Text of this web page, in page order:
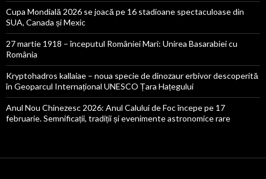
Cupa Mondială 2026 se joacă pe 16 stadioane spectaculoase din
SUA, Canada și Mexic
27 martie 1918 – începutul României Mari: Unirea Basarabiei cu
România
Kryptohadros kallaiae – noua specie de dinozaur erbivor descoperită
în Geoparcul Internațional UNESCO Țara Hațegului
Anul Nou Chinezesc 2026: Anul Calului de Foc începe pe 17
februarie. Semnificații, tradiții și evenimente astronomice rare